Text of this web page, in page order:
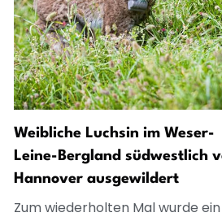
Weibliche Luchsin im Weser-
Leine-Bergland südwestlich
Hannover ausgewildert
Zum wiederholten Mal wurde ein